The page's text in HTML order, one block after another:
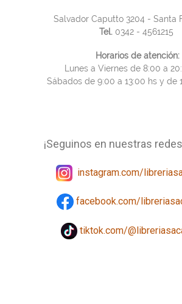
Salvador Caputto 3204 - Santa
Tel. 0342 - 4561215
Horarios de atención:
Lunes a Viernes de 8:00 a
Sábados de 9:00 a 13:00 hs y de
¡Seguinos en nuestras
instagram.com/
facebook.com/
tiktok.com/